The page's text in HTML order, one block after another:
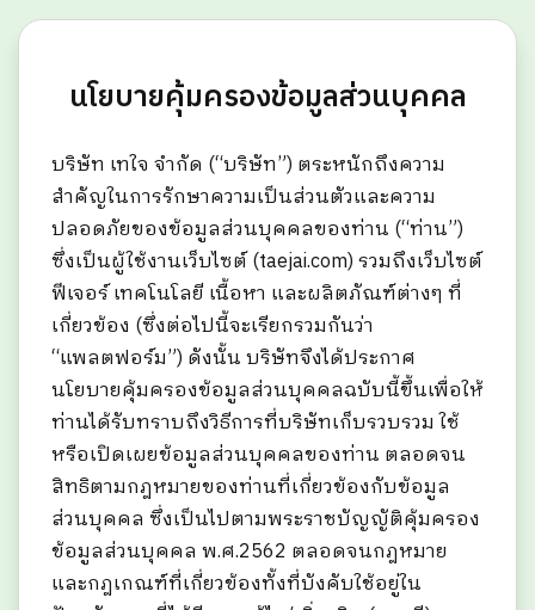
นโยบายคุ้มครองข้อมูลส่วนบุคคล
บริษัท เทใจ จำกัด (“บริษัท”) ตระหนักถึงความ
สำคัญในการรักษาความเป็นส่วนตัวและความ
ปลอดภัยของข้อมูลส่วนบุคคลของท่าน (“ท่าน”)
ซึ่งเป็นผู้ใช้งานเว็บไซต์ (taejai.com) รวมถึงเว็บไซต์
ฟีเจอร์ เทคโนโลยี เนื้อหา และผลิตภัณฑ์ต่างๆ ที่
เกี่ยวข้อง (ซึ่งต่อไปนี้จะเรียกรวมกันว่า
“แพลตฟอร์ม”) ดังนั้น บริษัทจึงได้ประกาศ
นโยบายคุ้มครองข้อมูลส่วนบุคคลฉบับนี้ขึ้นเพื่อให้
ท่านได้รับทราบถึงวิธีการที่บริษัทเก็บรวบรวม ใช้
หรือเปิดเผยข้อมูลส่วนบุคคลของท่าน ตลอดจน
สิทธิตามกฎหมายของท่านที่เกี่ยวข้องกับข้อมูล
ส่วนบุคคล ซึ่งเป็นไปตามพระราชบัญญัติคุ้มครอง
ข้อมูลส่วนบุคคล พ.ศ.2562 ตลอดจนกฎหมาย
และกฎเกณฑ์ที่เกี่ยวข้องทั้งที่บังคับใช้อยู่ใน